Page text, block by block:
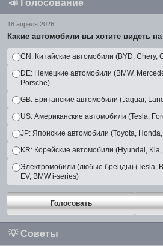
📣 Голосование
18 апреля 2026
Какие автомобили вы хотите видеть
CN: Китайские автомобили (BYD, Chery,
DE: Немецкие автомобили (BMW,
Porsche)
GB: Британские автомобили (Jaguar,
US: Американские автомобили (Tesla,
JP: Японские автомобили (Toyota,
KR: Корейские автомобили (Hyundai,
Электромобили (любые бренды) (Tesla,
EV, BMW i-series)
Голосовать
💡 Советы